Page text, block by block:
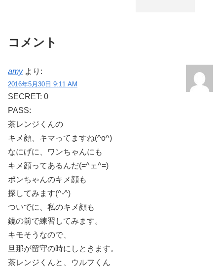
コメント
amy より:
2016年5月30日 9:11 AM
SECRET: 0
PASS:
茶レンジくんの
キメ顔、キマってますね(^o^)
なにげに、ワンちゃんにも
キメ顔ってあるんだ(=^ェ^=)
ポンちゃんのキメ顔も
探してみます(^-^)
ついでに、私のキメ顔も
鏡の前で練習してみます。
キモそうなので、
旦那が留守の時にしときます。
茶レンジくんと、ウルフくん